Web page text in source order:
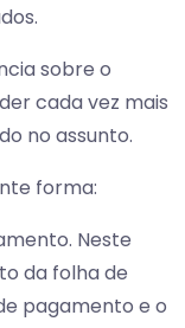
sobre o
cada vez mais
no assunto.
forma:
Neste
da folha de
pagamento e o